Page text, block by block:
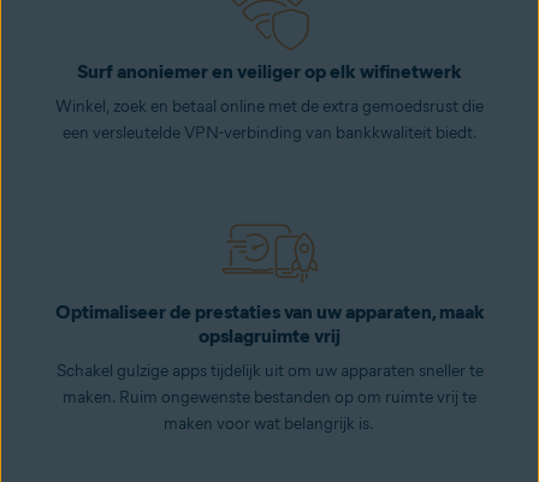
Surf anoniemer en veiliger op elk wifinetwerk
Winkel, zoek en betaal online met de extra gemoedsrust die
een versleutelde VPN-verbinding van bankkwaliteit biedt.
Optimaliseer de prestaties van uw apparaten, maak
opslagruimte vrij
Schakel gulzige apps tijdelijk uit om uw apparaten sneller te
maken. Ruim ongewenste bestanden op om ruimte vrij te
maken voor wat belangrijk is.